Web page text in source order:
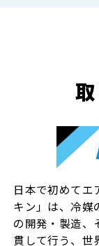
日本で初めてエ
キン」は、冷媒
の開発・製造、
貫して行う、世